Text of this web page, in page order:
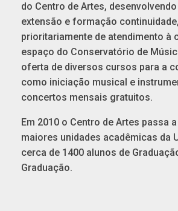
do Centro de Artes,
extensão e formação continuidade,
prioritariamente de atendimento à
espaço do Conservatório de
oferta de diversos cursos para a
como iniciação musical e
concertos mensais gratuitos.
Em 2010 o Centro de Artes passa
maiores unidades acadêmicas da
cerca de 1400 alunos de
Graduação.